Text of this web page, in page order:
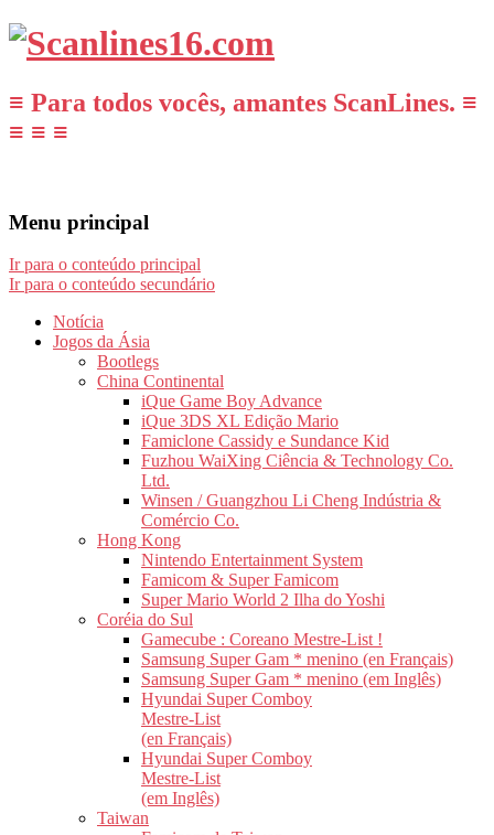
≡ Para todos vocês, amantes ScanLines. ≡
≡ ≡ ≡
Menu principal
Ir para o conteúdo principal
Ir para o conteúdo secundário
Notícia
Jogos da Ásia
Bootlegs
China Continental
iQue Game Boy Advance
iQue 3DS XL Edição Mario
Famiclone Cassidy e Sundance Kid
Fuzhou WaiXing Ciência & Technology Co.
Ltd.
Winsen / Guangzhou Li Cheng Indústria &
Comércio Co.
Hong Kong
Nintendo Entertainment System
Famicom & Super Famicom
Super Mario World 2 Ilha do Yoshi
Coréia do Sul
Gamecube : Coreano Mestre-List !
Samsung Super Gam * menino (en Français)
Samsung Super Gam * menino (em Inglês)
Hyundai Super Comboy
Mestre-List
(en Français)
Hyundai Super Comboy
Mestre-List
(em Inglês)
Taiwan